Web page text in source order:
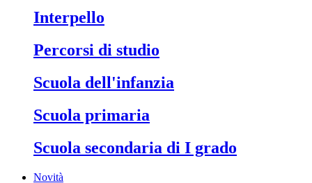
Interpello
Percorsi di studio
Scuola dell'infanzia
Scuola primaria
Scuola secondaria di I grado
Novità